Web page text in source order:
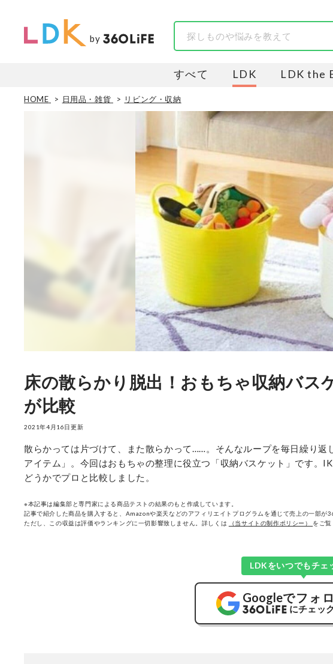
by
すべて LDK LDK the
HOME 日用品・雑貨 リビング・収納
床の散らかり脱出！おもちゃ収納バス
が比較
2021年4月16日更新
散らかっては片づけて、また散らかって……。そんなループを毎日繰り返
アイテム」。今回はおもちゃの整理に役立つ「収納バスケット」です。
どうかでプロと比較しました。
※本記事は編集部と専門家による商品テストの結果のもと作成しています。
記事で紹介した商品を購入すると、Amazonや楽天などのアフィリエイトプログラムを通じて売上の一部が
ただし、この収益は評価やランキングに一切影響致しません。詳しくは
（当サイトの制作ポリシー） をご覧
LDKをいつでもチェ
Googleでフォ
にチェッ